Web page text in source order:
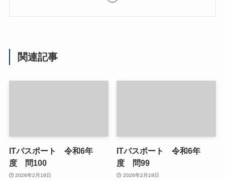
関連記事
ITパスポート 令和6年
度 問100
2026年2月18日
ITパスポート 令和6年
度 問99
2026年2月18日